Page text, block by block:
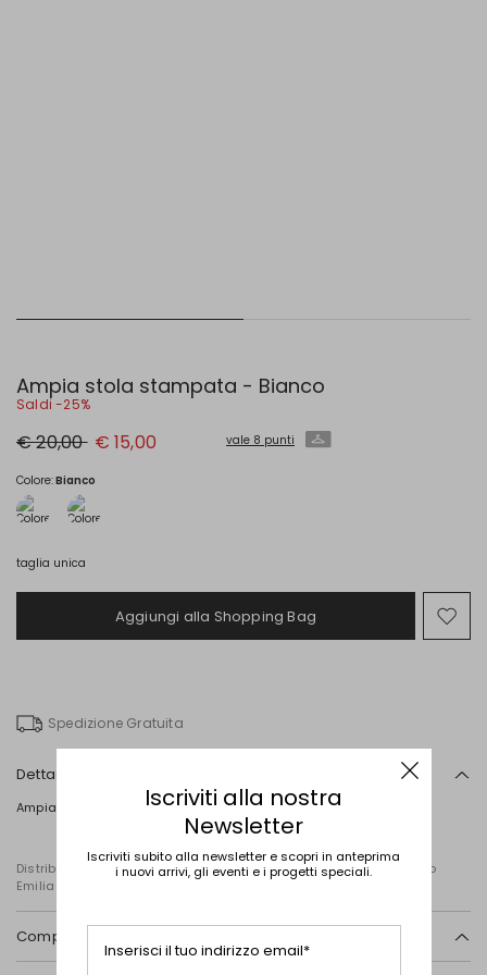
Ampia stola stampata - Bianco
Saldi -25%
Prezzo
originale
20,00
€ 20,00 Nuovo
prezzo
15,00
€ 15,00 vale 8 punti
Colore:Bianco
taglia unica
Aggiungi alla Shopping Bag
Spedizione Gratuita
Dettagli
Ampia stola in viscosa leggera con motivi stampati.
Distribuito da Diffusione Tessile S.r.l., con sede in Cavriago, Reggio
Emilia (Italia), Via Santi n. 8, 42025
Composizione e lavaggio
Iscriviti alla nostra
Newsletter
Iscriviti subito alla newsletter e scopri in anteprima
i nuovi arrivi, gli eventi e i progetti speciali.
Inserisci il tuo indirizzo email*